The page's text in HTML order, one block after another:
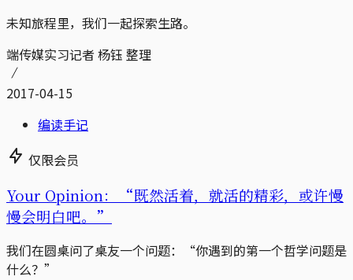
未知旅程里，我们一起探索生路。
端传媒实习记者 杨钰 整理
2017-04-15
编读手记
仅限会员
Your Opinion：“既然活着，就活的精彩，或许慢
慢会明白吧。”
我们在圆桌问了桌友一个问题：“你遇到的第一个哲学问题是
什么？”